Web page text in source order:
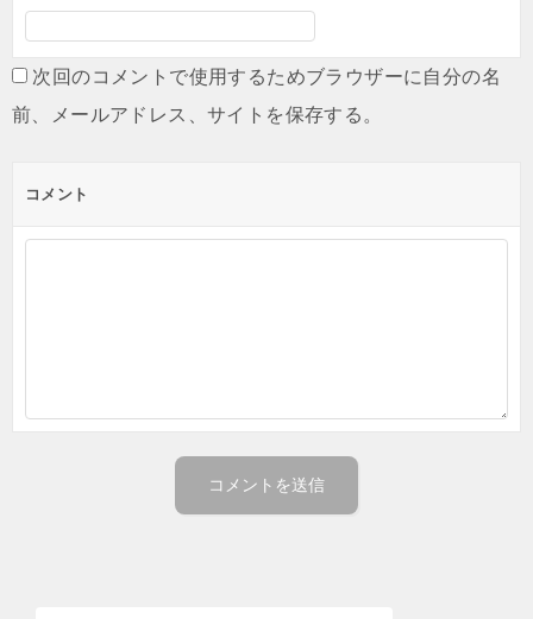
次回のコメントで使用するためブラウザーに自分の名
前、メールアドレス、サイトを保存する。
コメント